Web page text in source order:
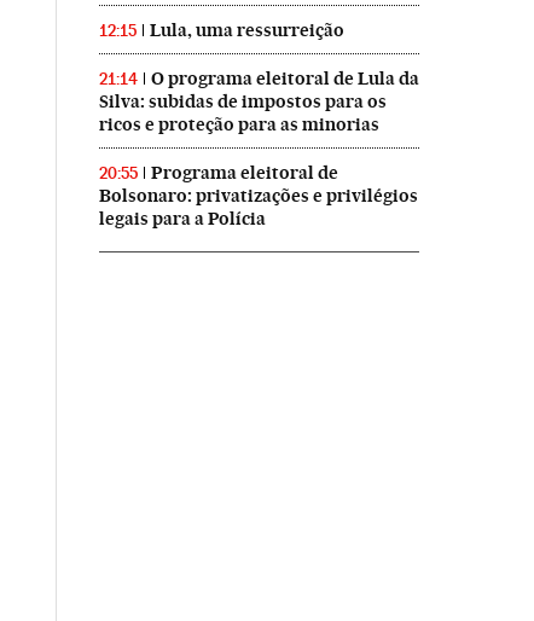
en Twitteren Instagram
Brasil en Facebook
12:15 Lula, uma ressurreição
21:14
O programa eleitoral de Lula da
Silva: subidas de impostos para os
ricos e proteção para as minorias
20:55
Programa eleitoral de
Bolsonaro: privatizações e privilégios
legais para a Polícia